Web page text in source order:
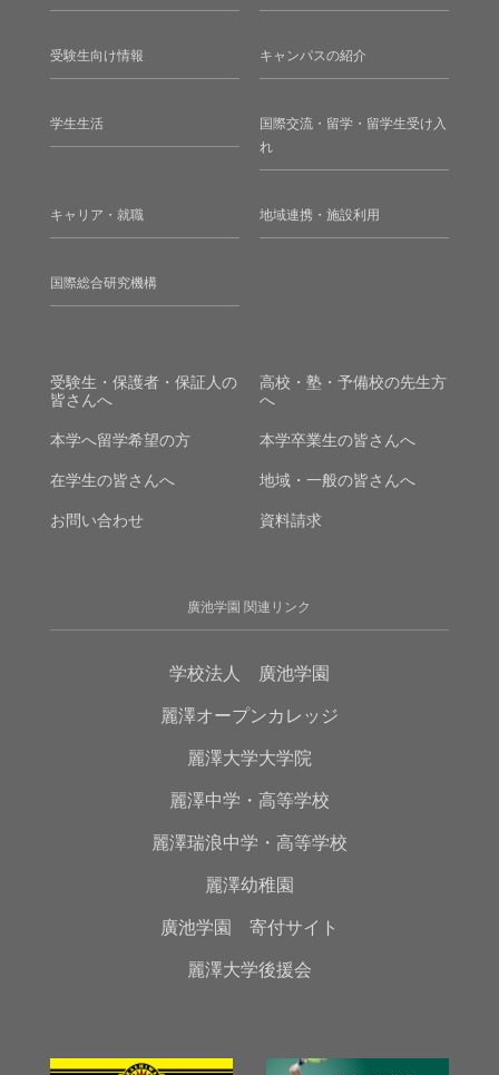
受験生向け情報 キャンパスの紹介
学生生活
国際交流・留学・留学生受け入
れ
キャリア・就職 地域連携・施設利用
国際総合研究機構
受験生・保護者・保証人の
皆さんへ
高校・塾・予備校の先生方
へ
本学へ留学希望の方 本学卒業生の皆さんへ
在学生の皆さんへ 地域・一般の皆さんへ
お問い合わせ 資料請求
廣池学園 関連リンク
学校法人 廣池学園
麗澤オープンカレッジ
麗澤大学大学院
麗澤中学・高等学校
麗澤瑞浪中学・高等学校
麗澤幼稚園
廣池学園 寄付サイト
麗澤大学後援会